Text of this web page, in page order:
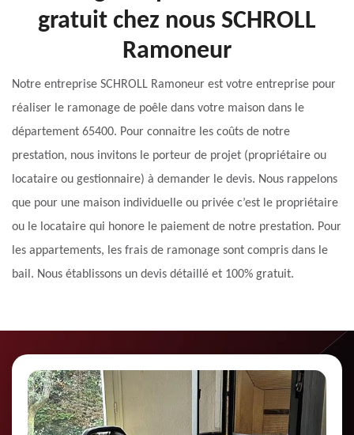
gratuit chez nous SCHROLL
Ramoneur
Notre entreprise SCHROLL Ramoneur est votre entreprise pour
réaliser le ramonage de poêle dans votre maison dans le
département 65400. Pour connaitre les coûts de notre
prestation, nous invitons le porteur de projet (propriétaire ou
locataire ou gestionnaire) à demander le devis. Nous rappelons
que pour une maison individuelle ou privée c’est le propriétaire
ou le locataire qui honore le paiement de notre prestation. Pour
les appartements, les frais de ramonage sont compris dans le
bail. Nous établissons un devis détaillé et 100% gratuit.